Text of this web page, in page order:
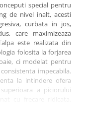
special pentru
de nivel inalt, acesti
curbata in jos,
care maximizeaza
este realizata din
folosita la forjarea
ci modelat pentru
impecabila.
la intindere ofera
a piciorului
dexteritate si
Knit Technology